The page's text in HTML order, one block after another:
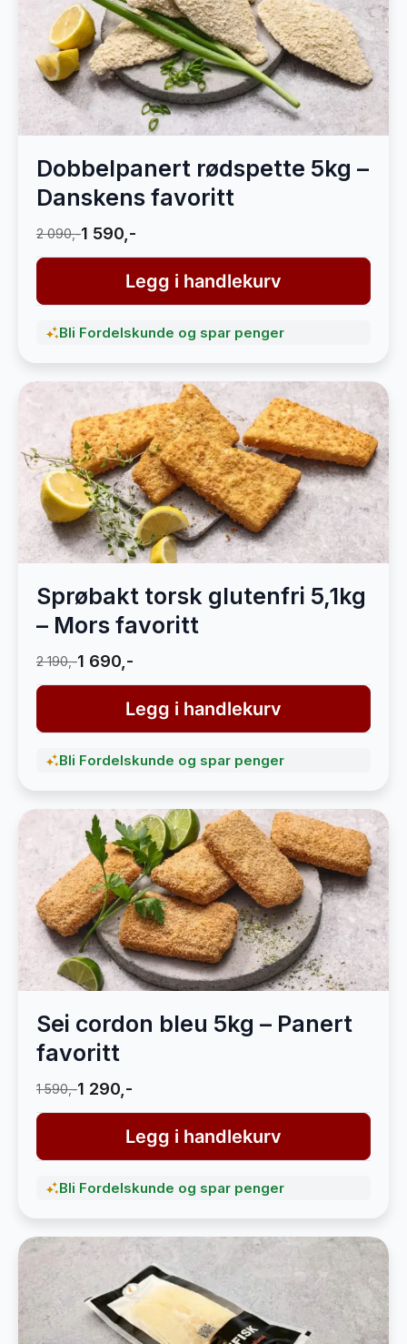
Dobbelpanert rødspette 5kg –
Danskens favoritt
2 090,-1 590,-
Legg i handlekurv
Bli Fordelskunde og spar penger
Sprøbakt torsk glutenfri 5,1kg
– Mors favoritt
2 190,-1 690,-
Legg i handlekurv
Bli Fordelskunde og spar penger
Sei cordon bleu 5kg – Panert
favoritt
1 590,-1 290,-
Legg i handlekurv
Bli Fordelskunde og spar penger